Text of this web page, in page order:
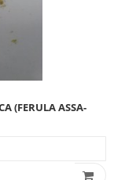
(FERULA ASSA-